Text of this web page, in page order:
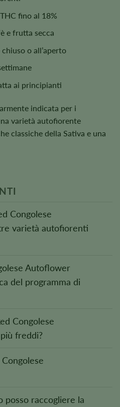
fino al 18%
e frutta secca
o all’aperto
ai principianti
indicata per i
varietà autofiorente
classiche della Sativa e una
Congolese
varietà autofiorenti
Autoflower
del programma di
Congolese
freddi?
posso raccogliere la